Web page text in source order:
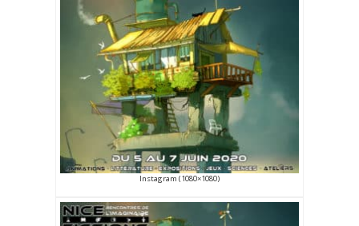
Instagram (1080×1080)